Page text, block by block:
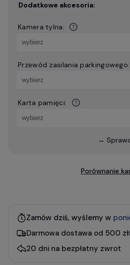
Dodatkowe akcesoria:
Kamera tylna:
Przewód zasilania parkingowego:
Karta pamięci:
→
Porównanie
Zamów dziś, wyślemy w
Darmowa dostawa od 500 zł
20 dni na bezpłatny zwrot